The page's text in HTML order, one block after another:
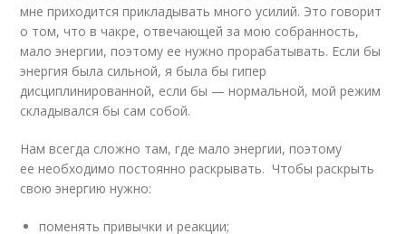
мне приходится прикладывать много усилий. Это говорит
о том, что в чакре, отвечающей за мою собранность,
мало энергии, поэтому ее нужно прорабатывать. Если бы
энергия была сильной, я была бы гипер
дисциплинированной, если бы — нормальной, мой режим
складывался бы сам собой.
Нам всегда сложно там, где мало энергии, поэтому
ее необходимо постоянно раскрывать. Чтобы раскрыть
свою энергию нужно:
поменять привычки и реакции;